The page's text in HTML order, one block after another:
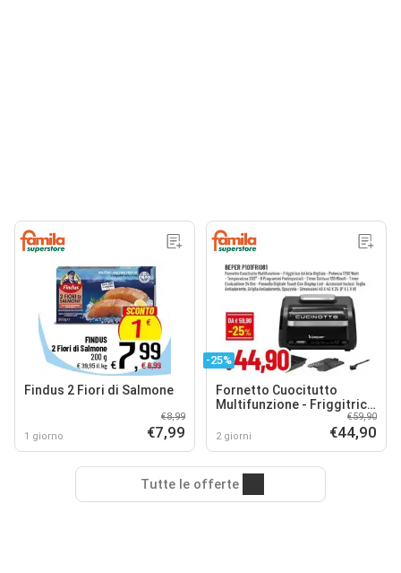
Findus 2 Fiori di Salmone
1 giorno
€8,99
€7,99
-25%
Fornetto Cuocitutto
Multifunzione - Friggitrice
2 giorni
€59,90
€44,90
Tutte le offerte